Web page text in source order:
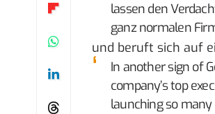
lassen den
ganz normalen
und beruft sich auf
In another sign of
company’s top
launching so